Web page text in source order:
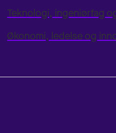
Teknologi, ingeniørfag
Økonomi, ledelse og